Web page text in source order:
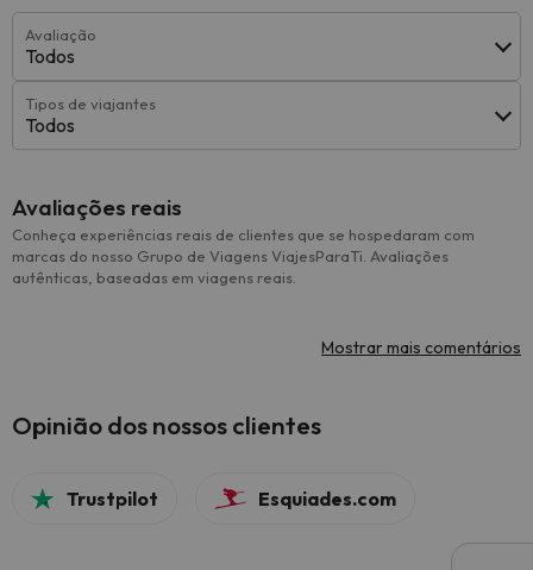
Avaliação
Todos
Tipos de viajantes
Todos
Avaliações reais
Conheça experiências reais de clientes que se hospedaram com
marcas do nosso Grupo de Viagens ViajesParaTi. Avaliações
autênticas, baseadas em viagens reais.
Mostrar mais comentários
Opinião dos nossos clientes
Trustpilot Esquiades.com